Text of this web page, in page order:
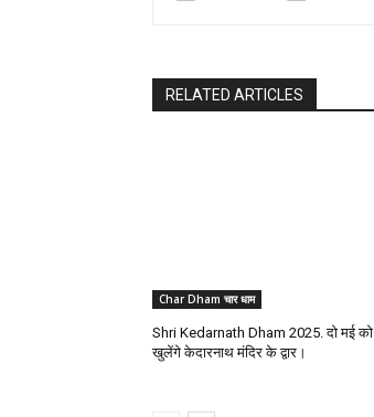
RELATED ARTICLES
Char Dham चार धाम
Shri Kedarnath Dham 2025. दो मई को
खुलेंगे केदारनाथ मंदिर के द्वार।